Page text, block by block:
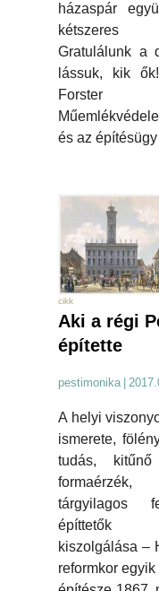
házaspár
kétszeres
Gratulálunk a
lássuk, kik
és az
cikk
Aki a régi
építette
pestimonika
A helyi
ismerete,
tudás,
tárgyilagos
építtetők
kiszolgálása –
reformkor